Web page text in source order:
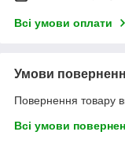
Всі умови оплати
Умови
Повернення товару
Всі умови